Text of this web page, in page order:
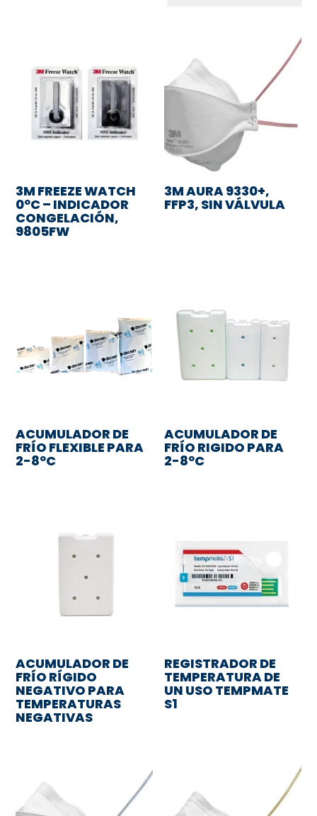
3M FREEZE WATCH
0ºC – INDICADOR
CONGELACIÓN,
9805FW
3M AURA 9330+,
FFP3, SIN VÁLVULA
ACUMULADOR DE
FRÍO FLEXIBLE PARA
2-8ºC
ACUMULADOR DE
FRÍO RIGIDO PARA
2-8ºC
ACUMULADOR DE
FRÍO RÍGIDO
NEGATIVO PARA
TEMPERATURAS
NEGATIVAS
REGISTRADOR DE
TEMPERATURA DE
UN USO TEMPMATE
S1